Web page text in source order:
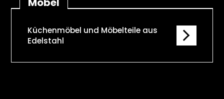
Küchenmöbel und Möbelteile aus
Edelstahl